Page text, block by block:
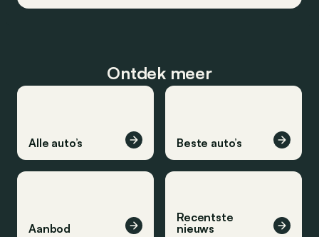
Ontdek meer
Alle auto’s Beste auto’s
Aanbod
Recentste
nieuws